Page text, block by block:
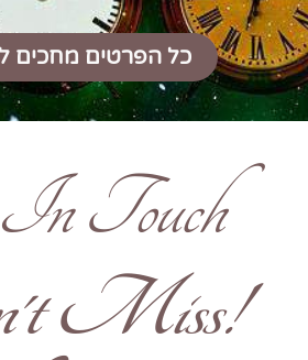
כל הפרטים מחכים
Touch
Miss